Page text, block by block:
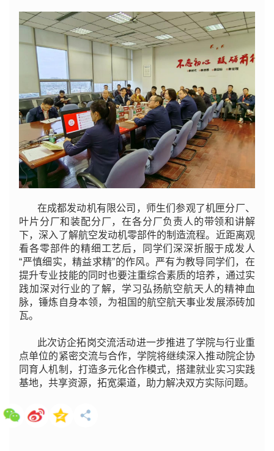
在成都发动机有限公司，师生们参观了机匣分厂、
叶片分厂和装配分厂，在各分厂负责人的带领和讲解
下，深入了解航空发动机零部件的制造流程。近距离观
看各零部件的精细工艺后，同学们深深折服于成发人
“严慎细实，精益求精”的作风。严有为教导同学们，在
提升专业技能的同时也要注重综合素质的培养，通过实
践加深对行业的了解，学习弘扬航空航天人的精神血
脉，锤炼自身本领，为祖国的航空航天事业发展添砖加
瓦。
此次访企拓岗交流活动进一步推进了学院与行业重
点单位的紧密交流与合作，学院将继续深入推动院企协
同育人机制，打造多元化合作模式，搭建就业实习实践
基地，共享资源，拓宽渠道，助力解决双方实际问题。